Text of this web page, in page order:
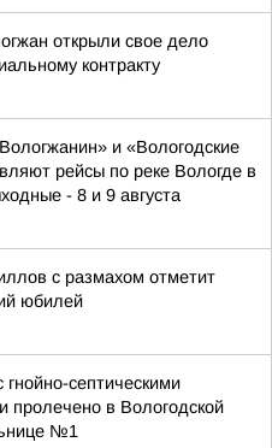
открыли свое дело
контракту
и «Вологодские
рейсы по реке Вологде в
- 8 и 9 августа
с размахом отметит
юбилей
гнойно-септическими
пролечено в Вологодской
№1